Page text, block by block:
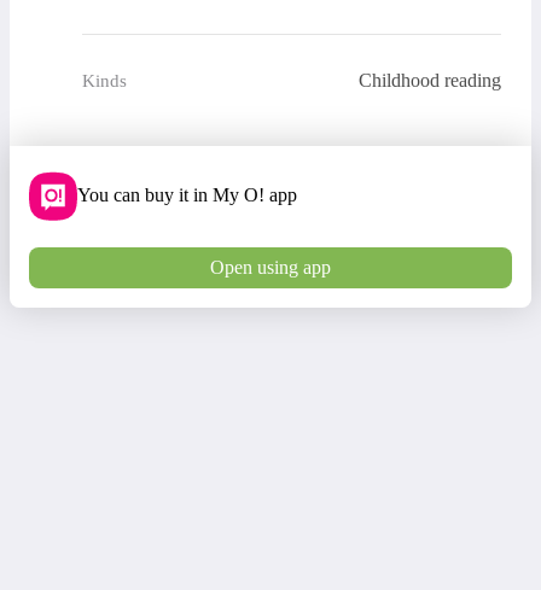
Kinds Childhood reading
You can buy it in My O! app
Open using app